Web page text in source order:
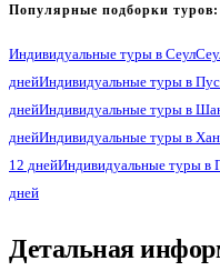
Популярные подборки туров:
Индивидуальные туры в Сеул
днейИндивидуальные туры в
днейИндивидуальные туры в
днейИндивидуальные туры в
12 днейИндивидуальные туры в
дней
Детальная